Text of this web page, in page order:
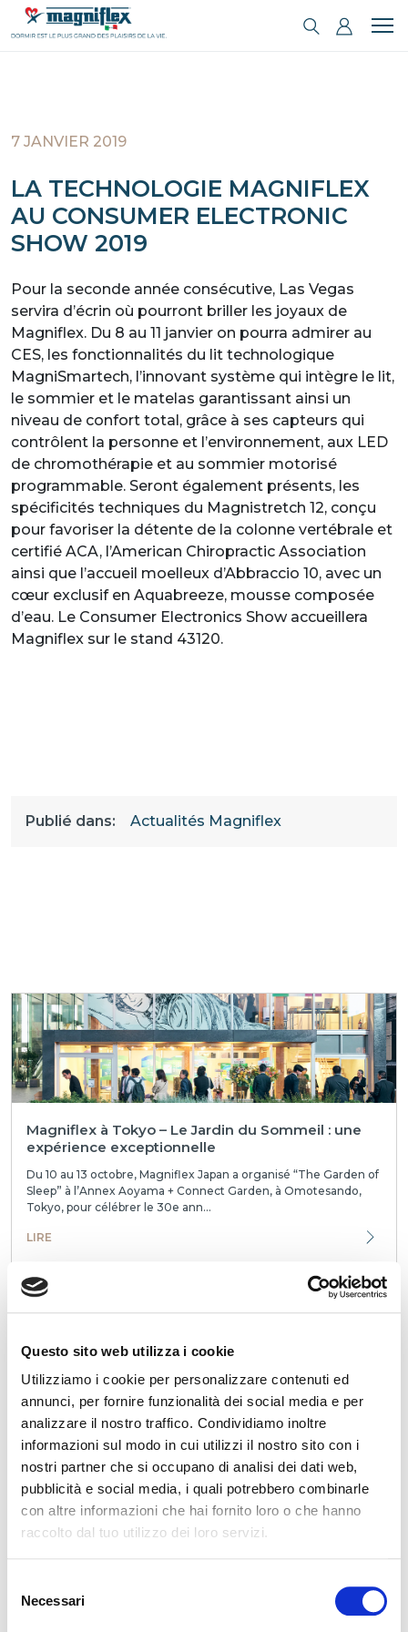
Questo sito web utilizza i cookie
Utilizziamo i cookie per personalizzare contenuti ed
annunci, per fornire funzionalità dei social media e per
analizzare il nostro traffico. Condividiamo inoltre
informazioni sul modo in cui utilizzi il nostro sito con i
nostri partner che si occupano di analisi dei dati web,
pubblicità e social media, i quali potrebbero combinarle
con altre informazioni che hai fornito loro o che hanno
raccolto dal tuo utilizzo dei loro servizi.
delNecessari
7 JANVIER 2019
LA TECHNOLOGIE MAGNIFLEX
AU CONSUMER ELECTRONIC
SHOW 2019
Pour la seconde année consécutive, Las Vegas
servira d’écrin où pourront briller les joyaux de
Magniflex. Du 8 au 11 janvier on pourra admirer au
CES, les fonctionnalités du lit technologique
MagniSmartech, l’innovant système qui intègre le lit,
le sommier et le matelas garantissant ainsi un
niveau de confort total, grâce à ses capteurs qui
contrôlent la personne et l’environnement, aux LED
de chromothérapie et au sommier motorisé
programmable. Seront également présents, les
spécificités techniques du Magnistretch 12, conçu
pour favoriser la détente de la colonne vertébrale et
certifié ACA, l’American Chiropractic Association
ainsi que l’accueil moelleux d’Abbraccio 10, avec un
cœur exclusif en Aquabreeze, mousse composée
d’eau. Le Consumer Electronics Show accueillera
Magniflex sur le stand 43120.
Publié dans: Actualités Magniflex
Magniflex à Tokyo – Le Jardin du Sommeil : une
expérience exceptionnelle
Du 10 au 13 octobre, Magniflex Japan a organisé “The Garden of
Sleep” à l’Annex Aoyama + Connect Garden, à Omotesando,
Tokyo, pour célébrer le 30e ann...
LIRE
Magniflex République Tchèque présente le
nouveau MagniStretch® Sport 9 : une célébration
du sommeil, de l’innovation et du design italien
Le samedi 27 septembre, Magniflex République Tchèque a
organisé un événement exclusif à Libčice nad Vltavou pour
présenter le nouveau matelas MagniStr...